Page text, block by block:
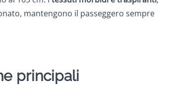
mantengono il passeggero sempre
principali